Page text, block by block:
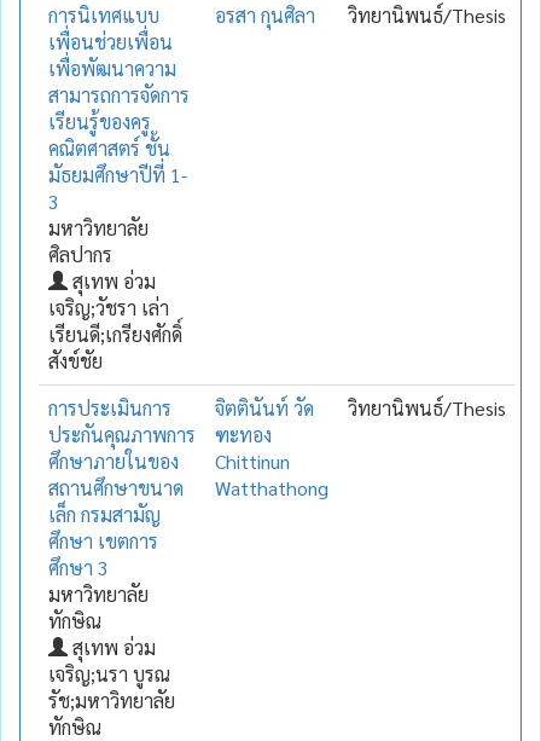
การนิเทศแบบ
เพื่อนช่วยเพื่อน
เพื่อพัฒนาความ
สามารถการจัดการ
เรียนรู้ของครู
คณิตศาสตร์ ชั้น
มัธยมศึกษาปีที่ 1-
3
มหาวิทยาลัย
ศิลปากร
สุเทพ อ่วม
เจริญ;วัชรา เล่า
เรียนดี;เกรียงศักดิ์
สังข์ชัย
อรสา กุนศิลา วิทยานิพนธ์/Thesis
การประเมินการ
ประกันคุณภาพการ
ศึกษาภายในของ
สถานศึกษาขนาด
เล็ก กรมสามัญ
ศึกษา เขตการ
ศึกษา 3
มหาวิทยาลัย
ทักษิณ
สุเทพ อ่วม
เจริญ;นรา บูรณ
รัช;มหาวิทยาลัย
ทักษิณ
จิตตินันท์ วัด
ฑะทอง
Chittinun
Watthathong
วิทยานิพนธ์/Thesis